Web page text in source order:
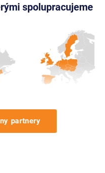
spolupracujeme
partnery